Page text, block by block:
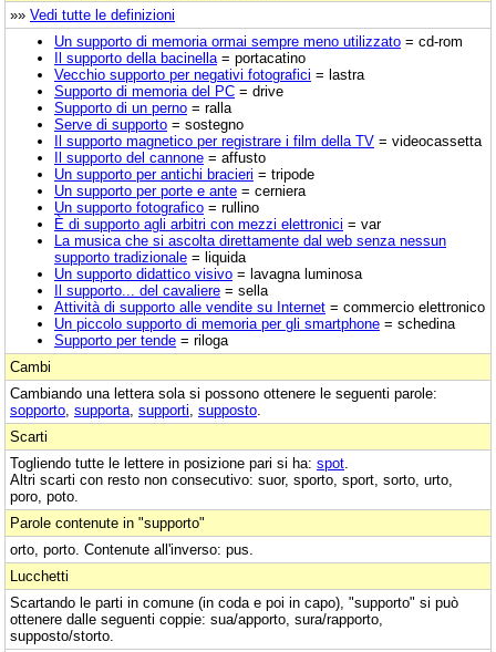
»» Vedi tutte le definizioni
Un supporto di memoria ormai sempre meno utilizzato = cd-rom
Il supporto della bacinella = portacatino
Vecchio supporto per negativi fotografici = lastra
Supporto di memoria del PC = drive
Supporto di un perno = ralla
Serve di supporto = sostegno
Il supporto magnetico per registrare i film della TV = videocassetta
Il supporto del cannone = affusto
Un supporto per antichi bracieri = tripode
Un supporto per porte e ante = cerniera
Un supporto fotografico = rullino
È di supporto agli arbitri con mezzi elettronici = var
La musica che si ascolta direttamente dal web senza nessun
supporto tradizionale = liquida
Un supporto didattico visivo = lavagna luminosa
Il supporto... del cavaliere = sella
Attività di supporto alle vendite su Internet = commercio elettronico
Un piccolo supporto di memoria per gli smartphone = schedina
Supporto per tende = riloga
Cambi
Cambiando una lettera sola si possono ottenere le seguenti parole:
sopporto supporta supporti supposto
Scarti
Togliendo tutte le lettere in posizione pari si ha: spot
Altri scarti con resto non consecutivo: suor, sporto, sport, sorto, urto,
poro, poto.
Parole contenute in "supporto"
orto, porto. Contenute all'inverso: pus.
Lucchetti
Scartando le parti in comune (in coda e poi in capo), "supporto" si può
ottenere dalle seguenti coppie: sua/apporto, sura/rapporto,
supposto/storto.